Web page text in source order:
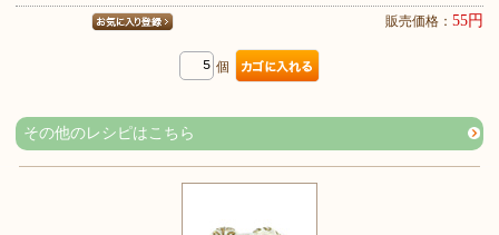
販売価格： 55円
個
その他のレシピはこちら